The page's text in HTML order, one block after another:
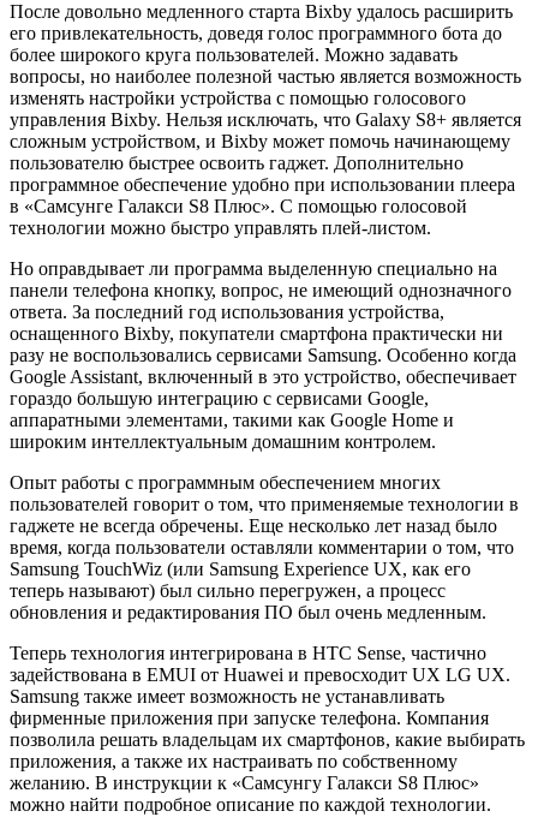
После довольно медленного старта Bixby удалось расширить
его привлекательность, доведя голос программного бота до
более широкого круга пользователей. Можно задавать
вопросы, но наиболее полезной частью является возможность
изменять настройки устройства с помощью голосового
управления Bixby. Нельзя исключать, что Galaxy S8+ является
сложным устройством, и Bixby может помочь начинающему
пользователю быстрее освоить гаджет. Дополнительно
программное обеспечение удобно при использовании плеера
в «Самсунге Галакси S8 Плюс». С помощью голосовой
технологии можно быстро управлять плей-листом.
Но оправдывает ли программа выделенную специально на
панели телефона кнопку, вопрос, не имеющий однозначного
ответа. За последний год использования устройства,
оснащенного Bixby, покупатели смартфона практически ни
разу не воспользовались сервисами Samsung. Особенно когда
Google Assistant, включенный в это устройство, обеспечивает
гораздо большую интеграцию с сервисами Google,
аппаратными элементами, такими как Google Home и
широким интеллектуальным домашним контролем.
Опыт работы с программным обеспечением многих
пользователей говорит о том, что применяемые технологии в
гаджете не всегда обречены. Еще несколько лет назад было
время, когда пользователи оставляли комментарии о том, что
Samsung TouchWiz (или Samsung Experience UX, как его
теперь называют) был сильно перегружен, а процесс
обновления и редактирования ПО был очень медленным.
Теперь технология интегрирована в HTC Sense, частично
задействована в EMUI от Huawei и превосходит UX LG UX.
Samsung также имеет возможность не устанавливать
фирменные приложения при запуске телефона. Компания
позволила решать владельцам их смартфонов, какие выбирать
приложения, а также их настраивать по собственному
желанию. В инструкции к «Самсунгу Галакси S8 Плюс»
можно найти подробное описание по каждой технологии.